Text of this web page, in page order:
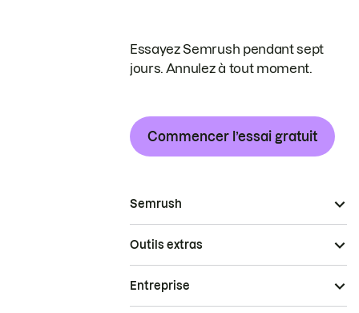
Essayez Semrush pendant sept
jours. Annulez à tout moment.
Commencer l’essai gratuit
Semrush
Outils extras
Entreprise